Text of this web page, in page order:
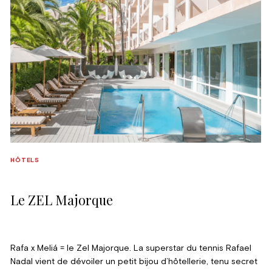
Le ZEL Majorque
HÔTELS
Rafa x Meliá = le Zel Majorque. La superstar du tennis Rafael
Nadal vient de dévoiler un petit bijou d’hôtellerie, tenu secret